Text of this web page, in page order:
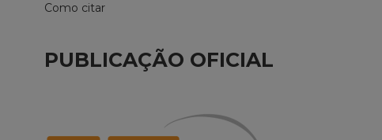
Como citar
PUBLICAÇÃO OFICIAL